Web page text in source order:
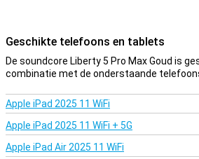
ingebouwde microfoon gebruik je de
Krachtig geluid
De soundcore Liberty 5 Pro Max is
naar muziek luistert met veel detail en
ondersteuning voor Hi-Res audio klinken
waardoor je favoriete artiesten nog beter
podcasts en video’s klinken scherp en
Geschikte telefoons en tablets
De soundcore Liberty 5 Pro Max Goud is
combinatie met de onderstaande
Apple iPad 2025 11 WiFi
Apple iPad 2025 11 WiFi + 5G
Apple iPad Air 2025 11 WiFi